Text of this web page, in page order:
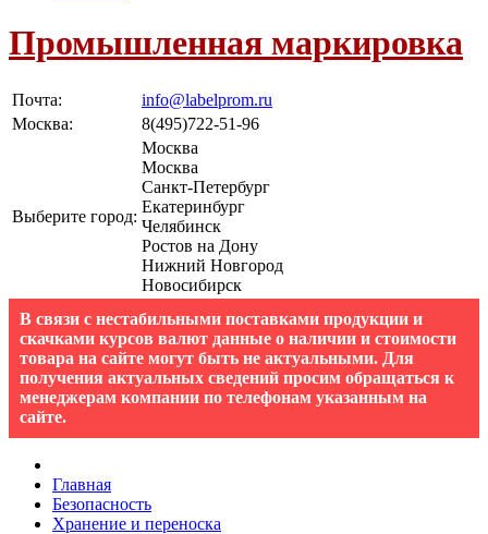
Промышленная маркировка
Почта:
info@labelprom.ru
Москва: 8(495)722-51-96
Выберите город:
Москва
Москва
Санкт-Петербург
Екатеринбург
Челябинск
Ростов на Дону
Нижний Новгород
Новосибирск
В связи с нестабильными поставками продукции и
скачками курсов валют данные о наличии и стоимости
товара на сайте могут быть не актуальными. Для
получения актуальных сведений просим обращаться к
менеджерам компании по телефонам указанным на
сайте.
Главная
Безопасность
Хранение и переноска